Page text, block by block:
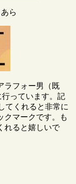
ら
ラフォー男（既
っています。記
てくれると非常に
クマークです。も
れると嬉しいで